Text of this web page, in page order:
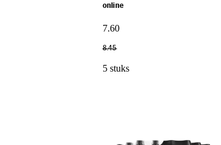
online
7.60
8.45
5 stuks